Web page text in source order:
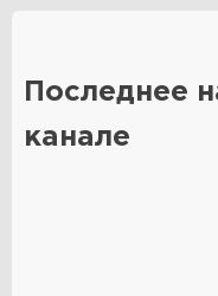
Последнее
канале